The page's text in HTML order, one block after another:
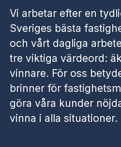
Vi arbetar efter en
Sveriges bästa
och vårt dagliga
tre viktiga värdeord:
vinnare. För oss
brinner för
göra våra kunder
vinna i alla situationer.